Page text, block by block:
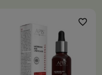
favorite_border